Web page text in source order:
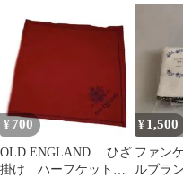
ダー
¥ 700
OLD ENGLAND ひざ
掛け ハーフケット
¥ 1,500
ファン
ルブラ